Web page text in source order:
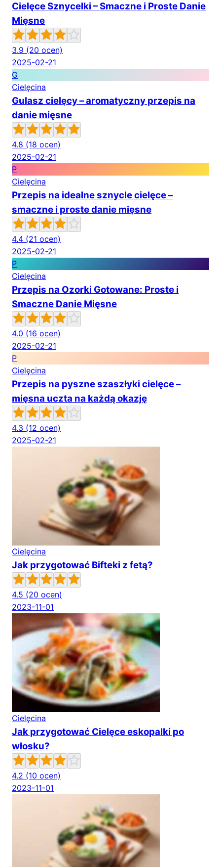
Cielęce Sznycelki – Smaczne i Proste Danie
Mięsne
3.9 (20 ocen)
2025-02-21
G
Cielęcina
Gulasz cielęcy – aromatyczny przepis na
danie mięsne
4.8 (18 ocen)
2025-02-21
P
Cielęcina
Przepis na idealne sznycle cielęce –
smaczne i proste danie mięsne
4.4 (21 ocen)
2025-02-21
P
Cielęcina
Przepis na Ozorki Gotowane: Proste i
Smaczne Danie Mięsne
4.0 (16 ocen)
2025-02-21
P
Cielęcina
Przepis na pyszne szaszłyki cielęce –
mięsna uczta na każdą okazję
4.3 (12 ocen)
2025-02-21
Cielęcina
Jak przygotować Bifteki z fetą?
4.5 (20 ocen)
2023-11-01
Cielęcina
Jak przygotować Cielęce eskopalki po
włosku?
4.2 (10 ocen)
2023-11-01